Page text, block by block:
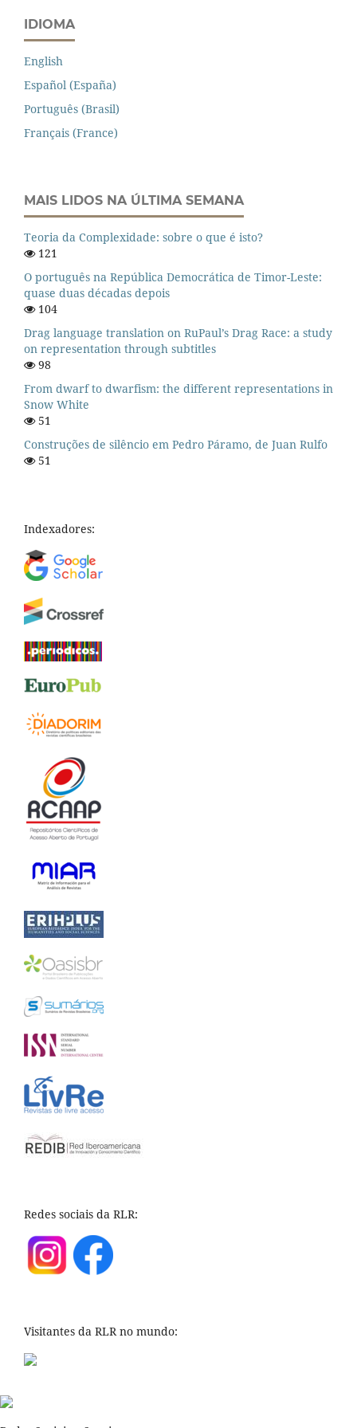
IDIOMA
English
Español (España)
Português (Brasil)
Français (France)
MAIS LIDOS NA ÚLTIMA SEMANA
Teoria da Complexidade: sobre o que é isto?
121
O português na República Democrática de Timor-Leste:
quase duas décadas depois
104
Drag language translation on RuPaul’s Drag Race: a study
on representation through subtitles
98
From dwarf to dwarfism: the different representations in
Snow White
51
Construções de silêncio em Pedro Páramo, de Juan Rulfo
51
Indexadores:
Redes sociais da RLR:
Visitantes da RLR no mundo: